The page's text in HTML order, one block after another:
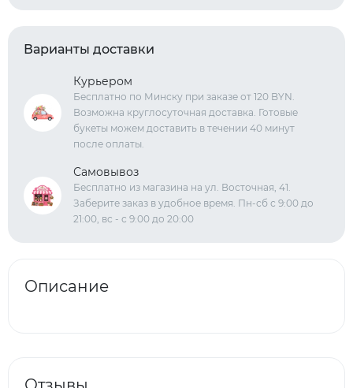
Варианты доставки
Курьером
Бесплатно по Минску при заказе от 120 BYN.
Возможна круглосуточная доставка. Готовые
букеты можем доставить в течении 40 минут
после оплаты.
Самовывоз
Бесплатно из магазина на ул. Восточная, 41.
Заберите заказ в удобное время. Пн-сб с 9:00 до
21:00, вс - с 9:00 до 20:00
Описание